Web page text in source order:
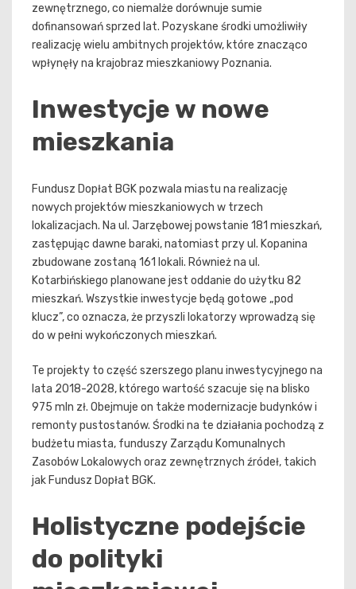
zewnętrznego, co niemalże dorównuje sumie
dofinansowań sprzed lat. Pozyskane środki umożliwiły
realizację wielu ambitnych projektów, które znacząco
wpłynęły na krajobraz mieszkaniowy Poznania.
Inwestycje w nowe
mieszkania
Fundusz Dopłat BGK pozwala miastu na realizację
nowych projektów mieszkaniowych w trzech
lokalizacjach. Na ul. Jarzębowej powstanie 181 mieszkań,
zastępując dawne baraki, natomiast przy ul. Kopanina
zbudowane zostaną 161 lokali. Również na ul.
Kotarbińskiego planowane jest oddanie do użytku 82
mieszkań. Wszystkie inwestycje będą gotowe „pod
klucz”, co oznacza, że przyszli lokatorzy wprowadzą się
do w pełni wykończonych mieszkań.
Te projekty to część szerszego planu inwestycyjnego na
lata 2018-2028, którego wartość szacuje się na blisko
975 mln zł. Obejmuje on także modernizacje budynków i
remonty pustostanów. Środki na te działania pochodzą z
budżetu miasta, funduszy Zarządu Komunalnych
Zasobów Lokalowych oraz zewnętrznych źródeł, takich
jak Fundusz Dopłat BGK.
Holistyczne podejście
do polityki